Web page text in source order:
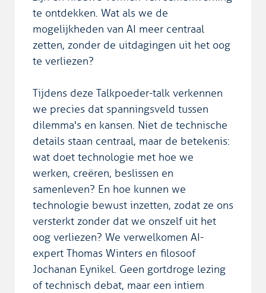
te ontdekken. Wat als we de
mogelijkheden van AI meer centraal
zetten, zonder de uitdagingen uit het oog
te verliezen?
Tijdens deze Talkpoeder-talk verkennen
we precies dat spanningsveld tussen
dilemma's en kansen. Niet de technische
details staan centraal, maar de betekenis:
wat doet technologie met hoe we
werken, creëren, beslissen en
samenleven? En hoe kunnen we
technologie bewust inzetten, zodat ze ons
versterkt zonder dat we onszelf uit het
oog verliezen? We verwelkomen AI-
expert Thomas Winters en filosoof
Jochanan Eynikel. Geen gortdroge lezing
of technisch debat, maar een intiem